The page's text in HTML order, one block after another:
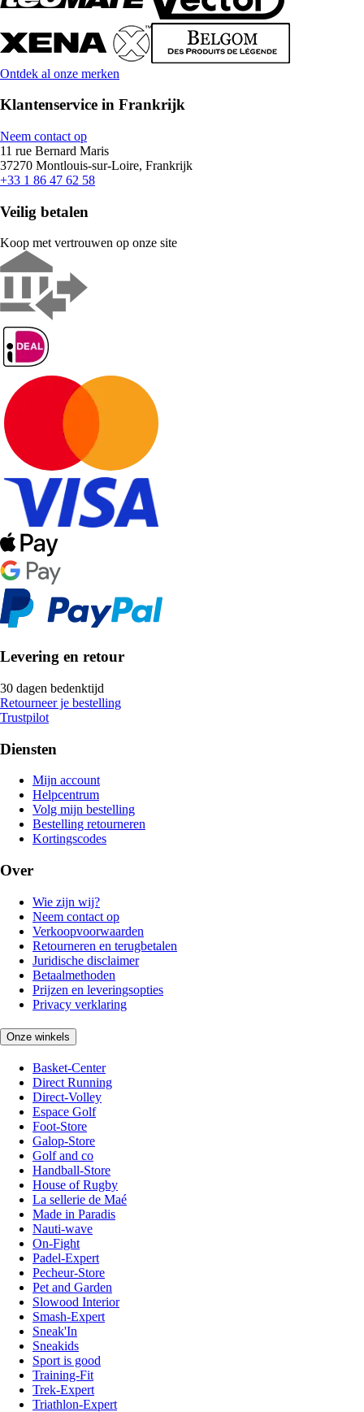
Ontdek al onze merken
Klantenservice in Frankrijk
Neem contact op
11 rue Bernard Maris
37270 Montlouis-sur-Loire, Frankrijk
+33 1 86 47 62 58
Veilig betalen
Koop met vertrouwen op onze site
Levering en retour
30 dagen bedenktijd
Retourneer je bestelling
Trustpilot
Diensten
Mijn account
Helpcentrum
Volg mijn bestelling
Bestelling retourneren
Kortingscodes
Over
Wie zijn wij?
Neem contact op
Verkoopvoorwaarden
Retourneren en terugbetalen
Juridische disclaimer
Betaalmethoden
Prijzen en leveringsopties
Privacy verklaring
Onze winkels
Basket-Center
Direct Running
Direct-Volley
Espace Golf
Foot-Store
Galop-Store
Golf and co
Handball-Store
House of Rugby
La sellerie de Maé
Made in Paradis
Nauti-wave
On-Fight
Padel-Expert
Pecheur-Store
Pet and Garden
Slowood Interior
Smash-Expert
Sneak'In
Sneakids
Sport is good
Training-Fit
Trek-Expert
Triathlon-Expert